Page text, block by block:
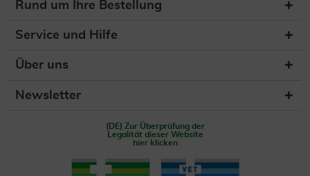
Rund um Ihre Bestellung
Service und Hilfe
Über uns
Newsletter
(DE) Zur Überprüfung der
Legalität dieser Website
hier klicken